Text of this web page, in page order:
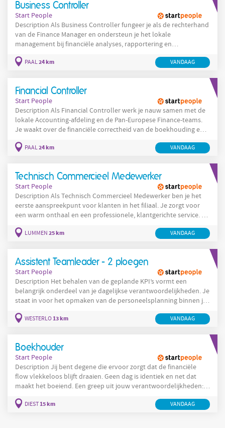
coachen en begeleiden van
Business Controller
Start People
Description Als Business Controller fungeer je als de rechterhand
van de Finance Manager en ondersteun je het lokale
management bij financiële analyses, rapportering en
een rapporterende functie naar een echte businesspartner die
Opstellen en analyseren van
PAAL24 km VANDAAG
Financial Controller
Start People
Description Als Financial Controller werk je nauw samen met de
lokale Accounting-afdeling en de Pan-Europese Finance-teams.
Je waakt over de financiële correctheid van de boekhouding en
alle compliance-vereisten worden nageleefd. Binnen deze
maandelijkse
PAAL24 km VANDAAG
Technisch Commercieel Medewerker
Start People
Description Als Technisch Commercieel Medewerker ben je het
eerste aanspreekpunt voor klanten in het filiaal. Je zorgt voor
een warm onthaal en een professionele, klantgerichte service. Je
offertes en draagt zo bij aan een vlotte en efficiënte werking van
ondersteuning
LUMMEN 25 km VANDAAG
Assistent Teamleader - 2 ploegen
Start People
Description Het behalen van de geplande KPI’s vormt een
belangrijk onderdeel van je dagelijkse verantwoordelijkheden. Je
staat in voor het opmaken van de personeelsplanning binnen je
doelstellingen op een objectieve manier, gebruikmakend van
van de producten en stuurt bij
WESTERLO13 km VANDAAG
Boekhouder
Start People
Description Jij bent degene die ervoor zorgt dat de financiële
flow vlekkeloos blijft draaien. Geen dag is identiek en net dat
maakt het boeiend. Een greep uit jouw verantwoordelijkheden:
betalingen) Correcte verwerking van inkomende documenten en
DIEST15 km VANDAAG